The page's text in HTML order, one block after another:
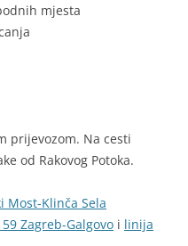
mjesta
prijevozom. Na cesti
od Rakovog Potoka.
Most-Klinča Sela
Zagreb-Galgovo i linija